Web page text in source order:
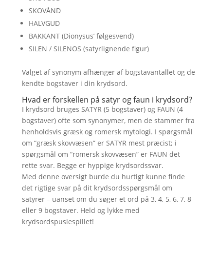
SKOVÅND
HALVGUD
BAKKANT (Dionysus’ følgesvend)
SILEN / SILENOS (satyrlignende figur)
Valget af synonym afhænger af bogstavantallet og de
kendte bogstaver i din krydsord.
Hvad er forskellen på satyr og faun i krydsord?
I krydsord bruges SATYR (5 bogstaver) og FAUN (4
bogstaver) ofte som synonymer, men de stammer fra
henholdsvis græsk og romersk mytologi. I spørgsmål
om “græsk skovvæsen” er SATYR mest præcist; i
spørgsmål om “romersk skovvæsen” er FAUN det
rette svar. Begge er hyppige krydsordssvar.
Med denne oversigt burde du hurtigt kunne finde
det rigtige svar på dit krydsordsspørgsmål om
satyrer – uanset om du søger et ord på 3, 4, 5, 6, 7, 8
eller 9 bogstaver. Held og lykke med
krydsordspuslespillet!